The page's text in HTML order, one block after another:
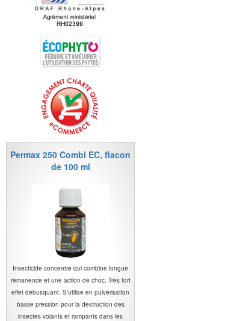
Permax 250 Combi EC, flacon
de 100 ml
Insecticide concentré qui combine longue
rémanence et une action de choc. Très fort
effet débusquant. S'utilise en pulvérisation
basse pression pour la destruction des
insectes volants et rampants dans les